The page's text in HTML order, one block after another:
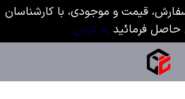
قیمت و موجودی، با کارشناسان
فرمائید رد کردن